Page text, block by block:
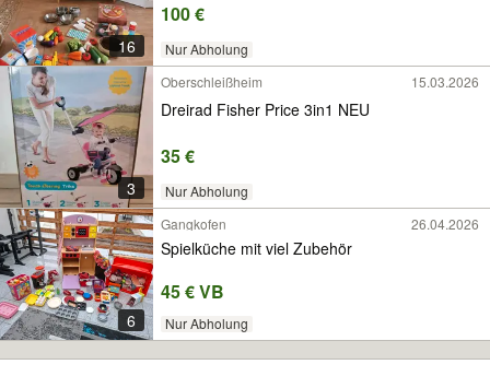
16
100 €
Nur Abholung
3
Oberschleißheim 15.03.2026
Dreirad Fisher Price 3in1 NEU
35 €
Nur Abholung
6
Gangkofen 26.04.2026
Spielküche mit viel Zubehör
45 € VB
Nur Abholung